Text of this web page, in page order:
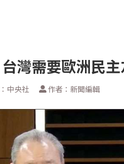
灣需要歐洲民
中央社 作者：新聞編輯